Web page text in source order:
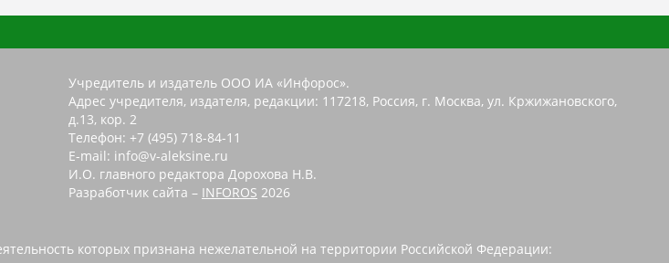
Учредитель и издатель ООО ИА «Инфорос».
Адрес учредителя, издателя, редакции: 117218, Россия, г. Москва, ул. Кржижановского,
д.13, кор. 2
Телефон: +7 (495) 718-84-11
E-mail: info@v-aleksine.ru
И.О. главного редактора Дорохова Н.В.
Разработчик сайта – INFOROS 2026
которых признана нежелательной на территории Российской Федерации: